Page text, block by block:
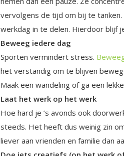
vervolgens de tijd om bij te
werkdag in te delen. Hierdoor blijf
Beweeg iedere dag
Sporten vermindert stress.
het verstandig om te blijven
Maak een wandeling of ga een
Laat het werk op het werk
Hoe hard je ’s avonds ook
steeds. Het heeft dus weinig zin
liever aan vrienden en familie dan